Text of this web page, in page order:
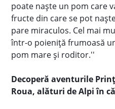
poate naște un pom care
fructe din care se pot
pare miraculos. Cel mai
într-o poieniță frumoasă
pom mare și roditor.''
Decoperă aventurile
Roua, alături de Alpi în